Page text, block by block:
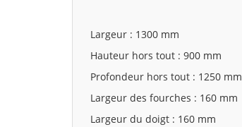
Largeur : 1300 mm
Hauteur hors tout : 900 mm
Profondeur hors tout : 1250 mm
Largeur des fourches : 160 mm
Largeur du doigt : 160 mm